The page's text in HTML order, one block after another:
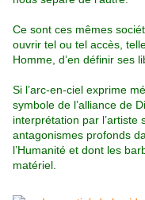
Ce sont ces mêmes
ouvrir tel ou tel accès,
Homme, d’en définir ses
Si l’arc-en-ciel exprime
symbole de l’alliance de
interprétation par l’artiste
antagonismes profonds
l’Humanité et dont les
matériel.